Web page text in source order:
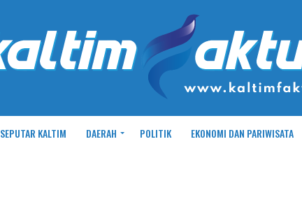
SEPUTAR KALTIM DAERAH POLITIK EKONOMI DAN PARIWISATA